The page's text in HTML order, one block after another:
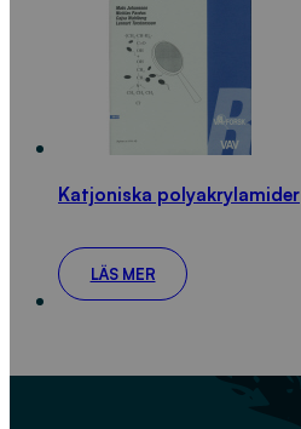
Katjoniska polyakrylamider
LÄS MER